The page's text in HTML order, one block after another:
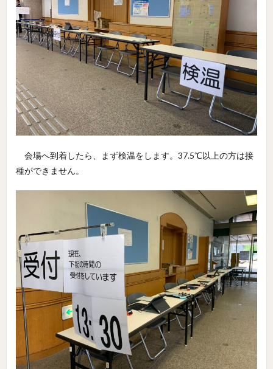
会場へ到着したら、まず検温をします。37.5℃以上の方は接
種ができません。